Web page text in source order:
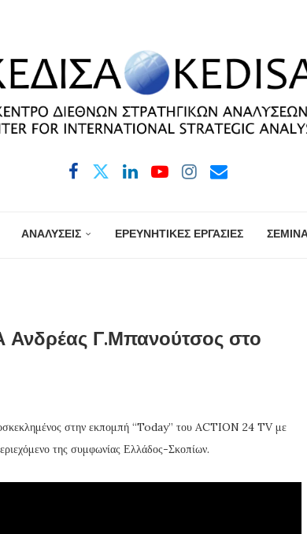
ΑΝΑΛΥΣΕΙΣ ΕΡΕΥΝΗΤΙΚΕΣ ΕΡΓΑΣΙΕΣ
Ανδρέας Γ.Μπανούτσος στο
στην εκπομπή “Today” του ACTION 24 TV με
της συμφωνίας Ελλάδος-Σκοπίων.